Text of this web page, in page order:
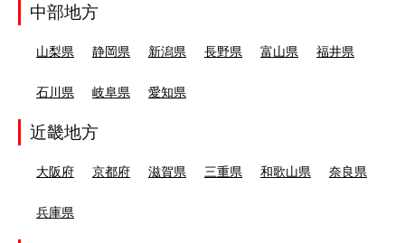
中部地方
山梨県 静岡県 新潟県 長野県 富山県 福井県
石川県 岐阜県 愛知県
近畿地方
大阪府 京都府 滋賀県 三重県 和歌山県 奈良県
兵庫県